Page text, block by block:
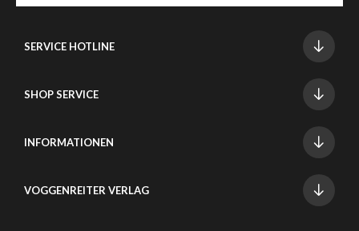
SERVICE HOTLINE
SHOP SERVICE
INFORMATIONEN
VOGGENREITER VERLAG